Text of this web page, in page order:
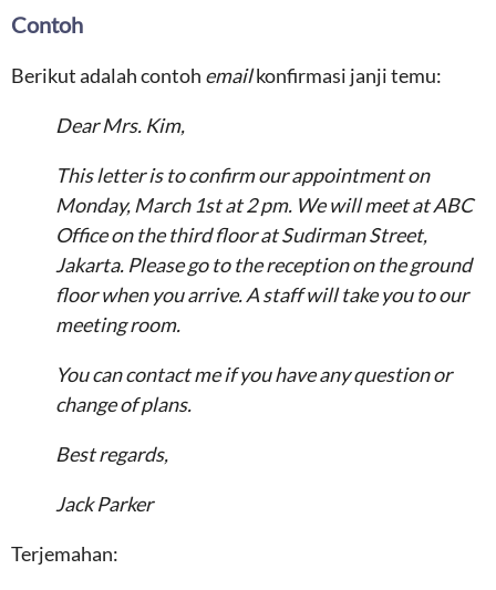
Contoh
Berikut adalah contoh emailkonfirmasi janji temu:
Dear Mrs. Kim,
This letter is to confirm our appointment on
Monday, March 1st at 2 pm. We will meet at ABC
Office on the third floor at Sudirman Street,
Jakarta. Please go to the reception on the ground
floor when you arrive. A staff will take you to our
meeting room.
You can contact me if you have any question or
change of plans.
Best regards,
Jack Parker
Terjemahan: